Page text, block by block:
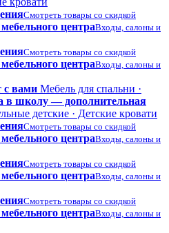
Смотреть товары со скидкой
центраВходы, салоны и
Смотреть товары со скидкой
центраВходы, салоны и
с вами Мебель для спальни ·
в школу — дополнительная
детские · Детские кровати
Смотреть товары со скидкой
центраВходы, салоны и
Смотреть товары со скидкой
центраВходы, салоны и
Смотреть товары со скидкой
центраВходы, салоны и